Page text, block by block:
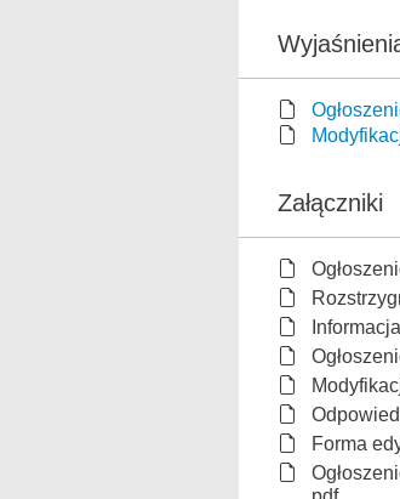
Załączniki
Forma